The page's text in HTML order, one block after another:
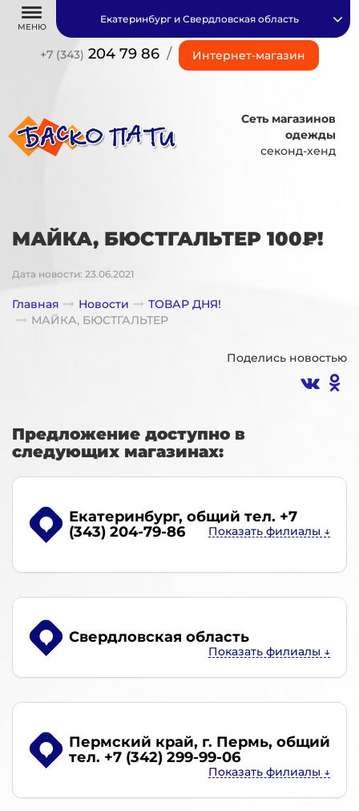
МЕНЮ
+7 (343) 204 79 86 / Интернет-магазин
Екатеринбург и Свердловская область
Сеть магазинов
одежды
секонд-хенд
МАЙКА, БЮСТГАЛЬТЕР 100₽!
Дата новости: 23.06.2021
Главная Новости
ТОВАР ДНЯ!
МАЙКА, БЮСТГАЛЬТЕР
Поделись новостью
Предложение доступно в
следующих магазинах:
Екатеринбург, общий тел. +7
(343) 204-79-86
Свердловская область
Пермский край, г. Пермь, общий
тел. +7 (342) 299-99-06